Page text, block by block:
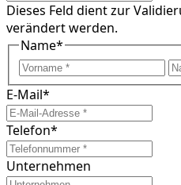
Dieses Feld dient zur
verändert werden.
Name*
E-Mail*
Telefon*
Unternehmen